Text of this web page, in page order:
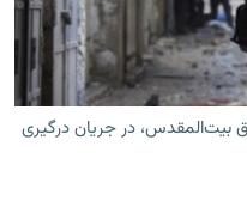
بیت‌المقدس، در جریان درگیری